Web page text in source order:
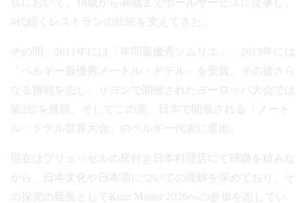
店において、18歳から48歳までホールサービスに従事し、
4代続くレストランの伝統を支えてきた。
その間、2011年には「年間最優秀ソムリエ」、2019年には
「ベルギー最優秀メートル・ドテル」を受賞。その後さら
なる挑戦を志し、リヨンで開催されたヨーロッパ大会では
第2位を獲得。そしてこの度、日本で開催される「メート
ル・ドテル世界大会」のベルギー代表に選出。
現在はブリュッセルの星付き日本料理店にて研鑽を積みな
がら、日本文化や日本酒についての理解を深めており、そ
の探究の延長としてKura Master 2026への参加を志してい